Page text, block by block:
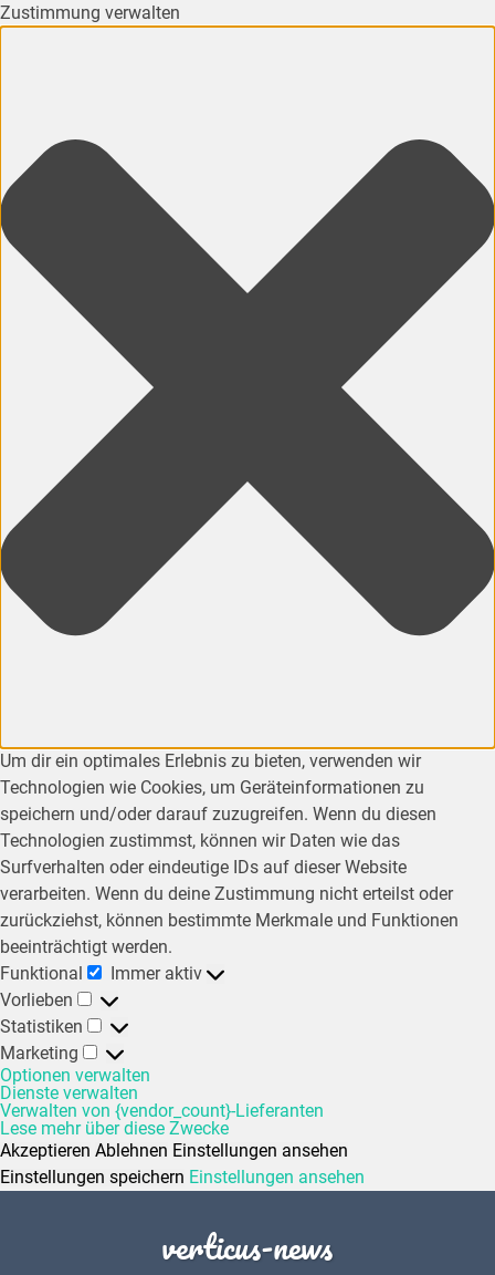
Zustimmung verwalten
Um dir ein optimales Erlebnis zu bieten, verwenden wir
Technologien wie Cookies, um Geräteinformationen zu
speichern und/oder darauf zuzugreifen. Wenn du diesen
Technologien zustimmst, können wir Daten wie das
Surfverhalten oder eindeutige IDs auf dieser Website
verarbeiten. Wenn du deine Zustimmung nicht erteilst oder
zurückziehst, können bestimmte Merkmale und Funktionen
beeinträchtigt werden.
Funktional
Immer aktiv
Vorlieben
Statistiken
Marketing
Optionen verwalten
Dienste verwalten
Verwalten von {vendor_count}-Lieferanten
Lese mehr über diese Zwecke
Akzeptieren Ablehnen Einstellungen ansehen
Einstellungen speichern Einstellungen ansehen
verticus-news